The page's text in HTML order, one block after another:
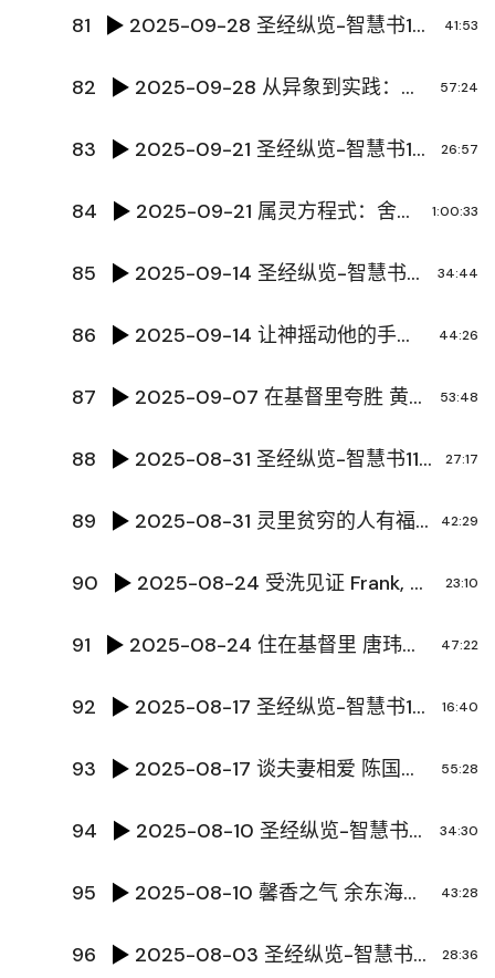
81 2025-09-28 圣经纵览-智慧书14-传道书4 陈国辉传道 41:53
82 2025-09-28 从异象到实践：同心建造 萧志雄牧师 57:24
83 2025-09-21 圣经纵览-智慧书13-传道书3 陈国辉传道 26:57
84 2025-09-21 属灵方程式：舍弃与持守 刘铮传道 1:00:33
85 2025-09-14 圣经纵览-智慧书12-传道书2 陈国辉传道 34:44
86 2025-09-14 让神摇动他的手之祷告 郑贻富牧师 44:26
87 2025-09-07 在基督里夸胜 黄文超牧师 53:48
88 2025-08-31 圣经纵览-智慧书11-传道书 陈国辉传道 27:17
89 2025-08-31 灵里贫穷的人有福了 陈国辉传道 42:29
90 2025-08-24 受洗见证 Frank, Julia, 李美丽 23:10
91 2025-08-24 住在基督里 唐玮泽传道 47:22
92 2025-08-17 圣经纵览-智慧书10-箴言 陈国辉传道 16:40
93 2025-08-17 谈夫妻相爱 陈国辉传道 55:28
94 2025-08-10 圣经纵览-智慧书9-箴言 陈国辉传道 34:30
95 2025-08-10 馨香之气 余东海牧师 43:28
96 2025-08-03 圣经纵览-智慧书8-箴言 陈国辉传道 28:36